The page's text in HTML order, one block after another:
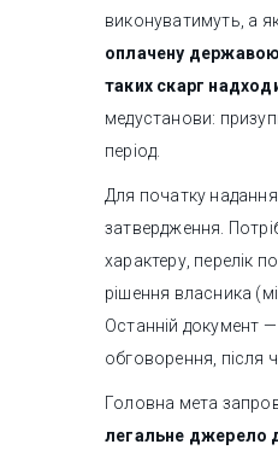
виконуватимуть, а
оплачену
таких скарг
медустанови:
період.
Для початку
затвердження.
характеру, перелік
рішення власника
Останній документ
обговорення, після
Головна мета
легальне джерело